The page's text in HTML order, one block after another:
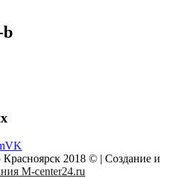
b
VK
2018 © | Создание и
M-center24.ru